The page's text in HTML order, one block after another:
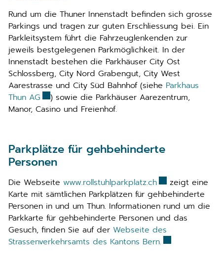
Rund um die Thuner Innenstadt befinden sich grosse
Parkings und tragen zur guten Erschliessung bei. Ein
Parkleitsystem führt die Fahrzeuglenkenden zur
jeweils bestgelegenen Parkmöglichkeit. In der
Innenstadt bestehen die Parkhäuser City Ost
Schlossberg, City Nord Grabengut, City West
Aarestrasse und City Süd Bahnhof (siehe Parkhaus
Thun AG Externer Link wird in einem neuen Fenster
) sowie die Parkhäuser Aarezentrum,
Manor, Casino und Freienhof.
Parkplätze für gehbehinderte
Personen
Die Webseite www.rollstuhlparkplatz.chExterner Link
zeigt eine
Karte mit sämtlichen Parkplätzen für gehbehinderte
Personen in und um Thun. Informationen rund um die
Parkkarte für gehbehinderte Personen und das
Gesuch, finden Sie auf der Webseite des
Strassenverkehrsamts des Kantons Bern. Externer Link